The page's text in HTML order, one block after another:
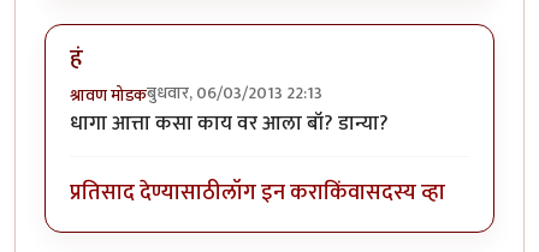
हं
श्रावण मोडकबुधवार, 06/03/2013 22:13
धागा आत्ता कसा काय वर आला बॉ? डान्या?
प्रतिसाद देण्यासाठीलॉग इन कराकिंवासदस्य व्हा